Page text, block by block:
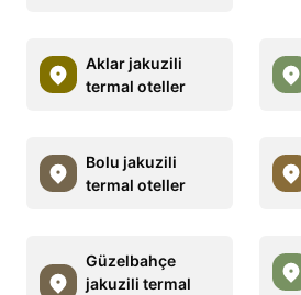
Aklar jakuzili
termal oteller
Bolu jakuzili
termal oteller
Güzelbahçe
jakuzili termal